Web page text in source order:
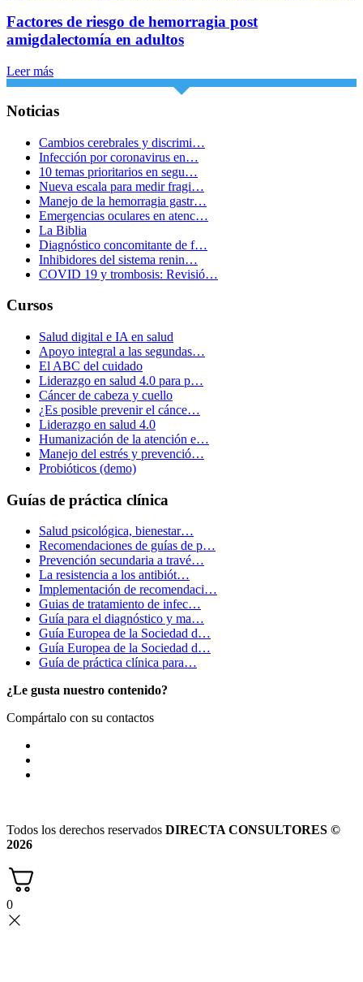
Factores de riesgo de hemorragia post
amigdalectomía en adultos
Leer más
Noticias
Cambios cerebrales y discrimi…
Infección por coronavirus en…
10 temas prioritarios en segu…
Nueva escala para medir fragi…
Manejo de la hemorragia gastr…
Emergencias oculares en atenc…
La Biblia
Diagnóstico concomitante de f…
Inhibidores del sistema renin…
COVID 19 y trombosis: Revisió…
Cursos
Salud digital e IA en salud
Apoyo integral a las segundas…
El ABC del cuidado
Liderazgo en salud 4.0 para p…
Cáncer de cabeza y cuello
¿Es posible prevenir el cánce…
Liderazgo en salud 4.0
Humanización de la atención e…
Manejo del estrés y prevenció…
Probióticos (demo)
Guías de práctica clínica
Salud psicológica, bienestar…
Recomendaciones de guías de p…
Prevención secundaria a travé…
La resistencia a los antibiót…
Implementación de recomendaci…
Guias de tratamiento de infec…
Guía para el diagnóstico y ma…
Guía Europea de la Sociedad d…
Guía Europea de la Sociedad d…
Guía de práctica clínica para…
¿Le gusta nuestro contenido?
Compártalo con su contactos
Todos los derechos reservados DIRECTA CONSULTORES ©
2026
0